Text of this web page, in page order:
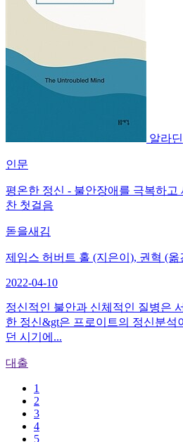
알라딘
인문
평온한 정신 - 불안장애를 극복하고
찬 첫걸음
돋을새김
제임스 허버트 홀 (지은이), 권혁 (옮
2022-04-10
정신적인 불안과 신체적인 질병은
한 정신&gt은 프로이트의 정신분석
던 시기에...
대출
1
2
3
4
5